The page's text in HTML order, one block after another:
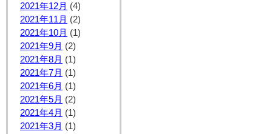
2021年12月 (4)
2021年11月 (2)
2021年10月 (1)
2021年9月 (2)
2021年8月 (1)
2021年7月 (1)
2021年6月 (1)
2021年5月 (2)
2021年4月 (1)
2021年3月 (1)